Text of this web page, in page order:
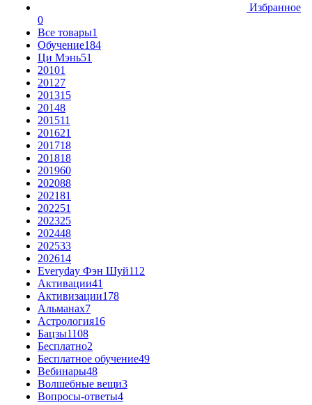
Избранное
0
Все товары1
Обучение184
Ци Мэнь51
20101
20127
201315
20148
201511
201621
201718
201818
201960
202088
202181
202251
202325
202448
202533
202614
Everyday Фэн Шуй112
Активации41
Активизации178
Альманах7
Астрология16
Бацзы1108
Бесплатно2
Бесплатное обучение49
Вебинары48
Волшебные вещи3
Вопросы-ответы4